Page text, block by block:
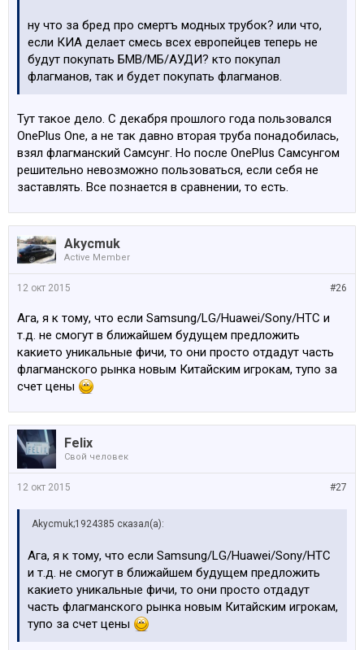
ну что за бред про смертъ модных трубок? или что,
если КИА делает смесь всех европейцев теперь не
будут покупать БМВ/МБ/АУДИ? кто покупал
флагманов, так и будет покупать флагманов.
Тут такое дело. С декабря прошлого года пользовался
OnePlus One, а не так давно вторая труба понадобилась,
взял флагманский Самсунг. Но после OnePlus Самсунгом
решительно невозможно пользоваться, если себя не
заставлять. Все познается в сравнении, то есть.
Akycmuk
Active Member
#26
12 окт 2015
Ага, я к тому, что если Samsung/LG/Huawei/Sony/HTC и
т.д. не смогут в ближайшем будущем предложить
какието уникальные фичи, то они просто отдадут часть
флагманского рынка новым Китайским игрокам, тупо за
счет цены
Felix
Свой человек
#27
12 окт 2015
Akycmuk;1924385 сказал(а):
Ага, я к тому, что если Samsung/LG/Huawei/Sony/HTC
и т.д. не смогут в ближайшем будущем предложить
какието уникальные фичи, то они просто отдадут
часть флагманского рынка новым Китайским игрокам,
тупо за счет цены